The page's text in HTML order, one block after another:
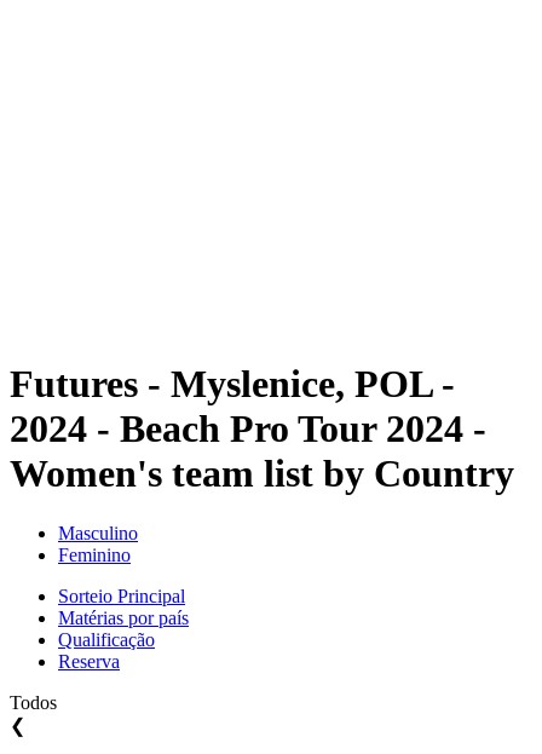
Futures - Myslenice, POL -
2024 - Beach Pro Tour 2024 -
Women's team list by Country
Masculino
Feminino
Sorteio Principal
Matérias por país
Qualificação
Reserva
Todos
❮